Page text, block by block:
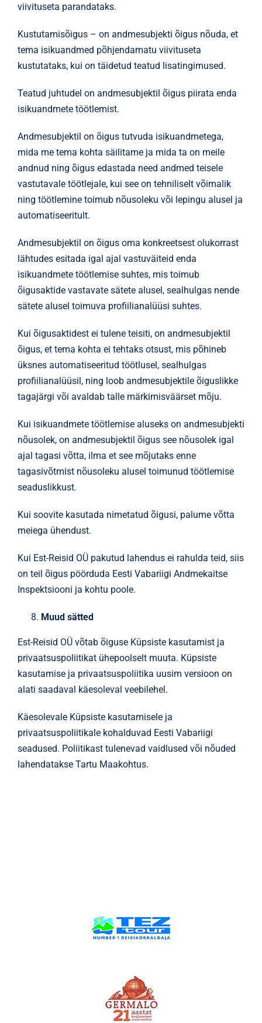
viivituseta parandataks.
Kustutamisõigus – on andmesubjekti õigus nõuda, et
tema isikuandmed põhjendamatu viivituseta
kustutataks, kui on täidetud teatud lisatingimused.
Teatud juhtudel on andmesubjektil õigus piirata enda
isikuandmete töötlemist.
Andmesubjektil on õigus tutvuda isikuandmetega,
mida me tema kohta säilitame ja mida ta on meile
andnud ning õigus edastada need andmed teisele
vastutavale töötlejale, kui see on tehniliselt võimalik
ning töötlemine toimub nõusoleku või lepingu alusel ja
automatiseeritult.
Andmesubjektil on õigus oma konkreetsest olukorrast
lähtudes esitada igal ajal vastuväiteid enda
isikuandmete töötlemise suhtes, mis toimub
õigusaktide vastavate sätete alusel, sealhulgas nende
sätete alusel toimuva profiilianalüüsi suhtes.
Kui õigusaktidest ei tulene teisiti, on andmesubjektil
õigus, et tema kohta ei tehtaks otsust, mis põhineb
üksnes automatiseeritud töötlusel, sealhulgas
profiilianalüüsil, ning loob andmesubjektile õiguslikke
tagajärgi või avaldab talle märkimisväärset mõju.
Kui isikuandmete töötlemise aluseks on andmesubjekti
nõusolek, on andmesubjektil õigus see nõusolek igal
ajal tagasi võtta, ilma et see mõjutaks enne
tagasivõtmist nõusoleku alusel toimunud töötlemise
seaduslikkust.
Kui soovite kasutada nimetatud õigusi, palume võtta
meiega ühendust.
Kui Est-Reisid OÜ pakutud lahendus ei rahulda teid, siis
on teil õigus pöörduda Eesti Vabariigi Andmekaitse
Inspektsiooni ja kohtu poole.
Muud sätted
Est-Reisid OÜ võtab õiguse Küpsiste kasutamist ja
privaatsuspoliitikat ühepoolselt muuta. Küpsiste
kasutamise ja privaatsuspoliitika uusim versioon on
alati saadaval käesoleval veebilehel.
Käesolevale Küpsiste kasutamisele ja
privaatsuspoliitikale kohalduvad Eesti Vabariigi
seadused. Poliitikast tulenevad vaidlused või nõuded
lahendatakse Tartu Maakohtus.